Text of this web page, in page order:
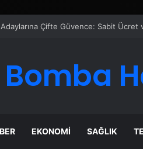
Çifte Güvence: Sabit Ücret
Bomba
EKONOMI SAĞLIK